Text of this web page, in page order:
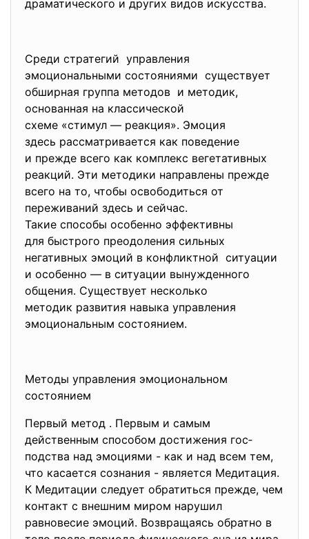
драматического и других видов искусства.
Среди стратегий управления
эмоциональными состояниями существует
обширная группа методов и методик,
основанная на классической
схеме «стимул — реакция». Эмоция
здесь рассматривается как поведение
и прежде всего как комплекс вегетативных
реакций. Эти методики направлены прежде
всего на то, чтобы освободиться от
переживаний здесь и сейчас.
Такие способы особенно эффективны
для быстрого преодоления сильных
негативных эмоций в конфликтной ситуации
и особенно — в ситуации вынужденного
общения. Существует несколько
методик развития навыка управления
эмоциональным состоянием.
Методы управления эмоциональном
состоянием
Первый метод . Первым и самым
действенным способом достижения гос­
подства над эмоциями - как и над всем тем,
что касается сознания - является Медитация.
К Медитации следует обратиться прежде, чем
контакт с внешним миром нарушил
равновесие эмоций. Возвращаясь обратно в